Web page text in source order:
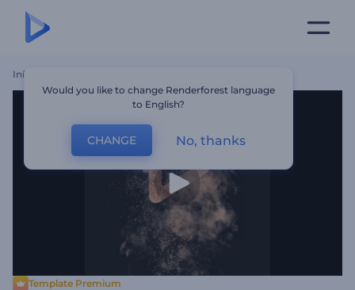
Início
Template Premium
Would you like to change Renderforest language
to English?
CHANGE No, thanks